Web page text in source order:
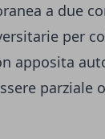
a due
per
apposita
parziale